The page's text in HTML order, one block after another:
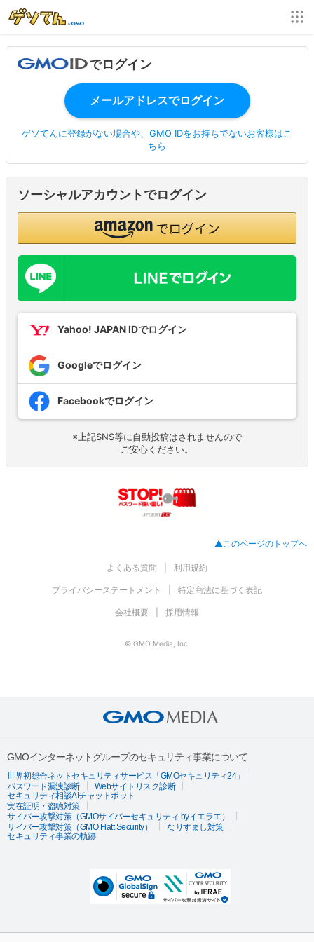
でログイン
ゲソてんに登録がない場合や、GMO IDをお持ちでないお客様はこ
ちら
ソーシャルアカウントでログイン
Yahoo! JAPAN IDでログイン
Googleでログイン
Facebookでログイン
※上記SNS等に自動投稿はされませんので
ご安心ください。
▲このページのトップへ
よくある質問 利用規約
プライバシーステートメント 特定商法に基づく表記
会社概要 採用情報
© GMO Media, Inc.
GMOインターネットグループのセキュリティ事業について
世界初総合ネットセキュリティサービス「GMOセキュリティ24」
パスワード漏洩診断
Webサイトリスク診断
セキュリティ相談AIチャットボット
実在証明・盗聴対策
サイバー攻撃対策（GMOサイバーセキュリティ byイエラエ）
サイバー攻撃対策（GMO Flatt Security）
なりすまし対策
セキュリティ事業の軌跡